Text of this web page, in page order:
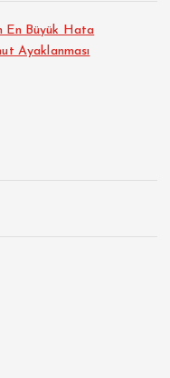
En Büyük Hata
Ayaklanması